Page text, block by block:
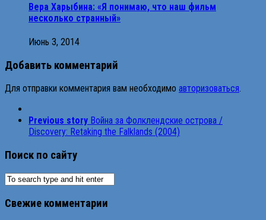
Вера Харыбина: «Я понимаю, что наш фильм
несколько странный»
Июнь 3, 2014
Добавить комментарий
Для отправки комментария вам необходимо авторизоваться.
Previous story Война за Фолклендские острова /
Discovery: Retaking the Falklands (2004)
Поиск по сайту
Свежие комментарии